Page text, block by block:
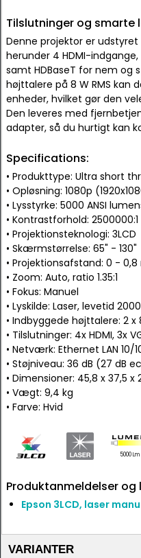
Tilslutninger og smarte
Denne projektor er
herunder 4 HDMI-indgange,
samt HDBaseT for nem og
højttalere på 8 W RMS kan
enheder, hvilket gør den
Den leveres med
adapter, så du hurtigt kan
Specifications:
• Produkttype: Ultra short
• Opløsning: 1080p
• Lysstyrke: 5000 ANSI
• Kontrastforhold: 2500000:1
• Projektionsteknologi: 3LCD
• Skærmstørrelse: 65" - 130"
• Projektionsafstand: 0 - 0,8
• Zoom: Auto, ratio 1.35:1
• Fokus: Manuel
• Lyskilde: Laser, levetid
• Indbyggede højttalere: 2 x
• Tilslutninger: 4x HDMI, 3x
• Netværk: Ethernet LAN 10/
• Støjniveau: 36 dB (27 dB
• Dimensioner: 45,8 x 37,5 x
• Vægt: 9,4 kg
• Farve: Hvid
5000 Lm
Produktanmeldelser og
Epson 3LCD, laser
VARIANTER